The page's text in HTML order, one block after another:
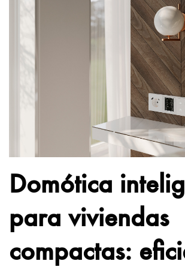
Domótica
para viviendas
compactas: